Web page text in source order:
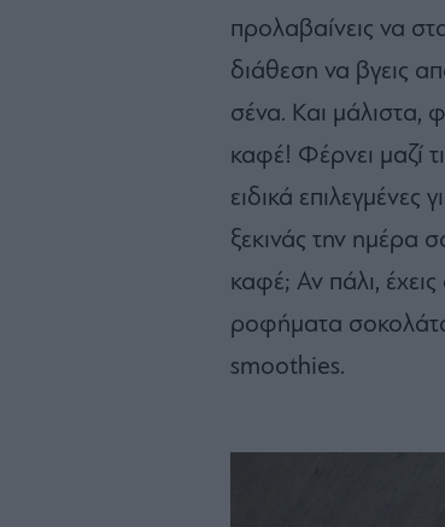
προλαβαίνεις να
διάθεση να βγεις
σένα. Και μάλιστα,
καφέ! Φέρνει μαζί
ειδικά επιλεγμένες
ξεκινάς την ημέρα
καφέ; Αν πάλι, έχεις
ροφήματα
smoothies.